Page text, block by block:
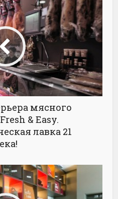
мясного
& Easy.
лавка 21